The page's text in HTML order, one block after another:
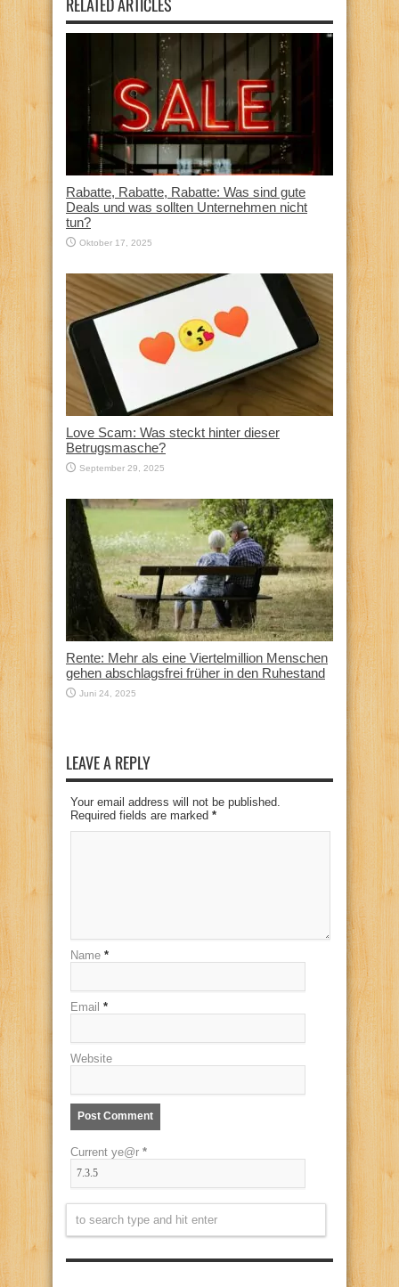
Rabatte, Rabatte, Rabatte: Was sind gute
Deals und was sollten Unternehmen nicht
tun?
Oktober 17, 2025
Love Scam: Was steckt hinter dieser
Betrugsmasche?
September 29, 2025
Rente: Mehr als eine Viertelmillion Menschen
gehen abschlagsfrei früher in den Ruhestand
Juni 24, 2025
LEAVE A REPLY
Your email address will not be published.
Required fields are marked *
Name *
Email *
Website
Current ye@r *